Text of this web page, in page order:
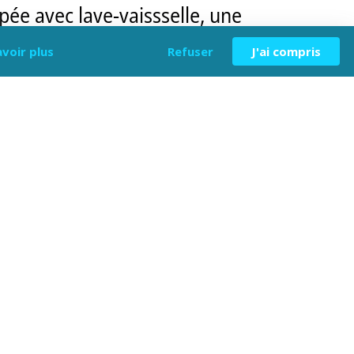
avec lave-vaissselle, une
plus Refuser J'ai compris